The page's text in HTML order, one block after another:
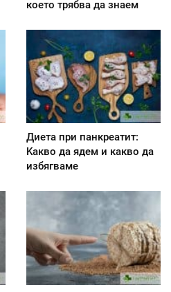
което трябва да знаем
Диета при панкреатит:
Kакво да ядем и какво да
избягваме